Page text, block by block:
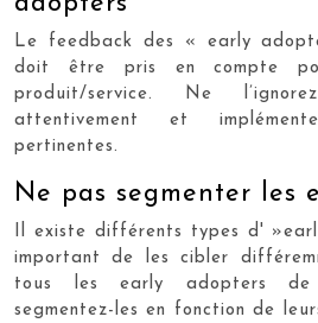
Le feedback des « early
doit être pris en compte
produit/service. Ne
attentivement et
pertinentes.
Ne pas segmenter les
Il existe différents types d'
important de les cibler
tous les early adopters de
segmentez-les en fonction de